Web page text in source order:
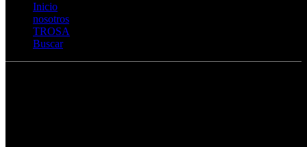
Inicio
nosotros
TROSA
Buscar